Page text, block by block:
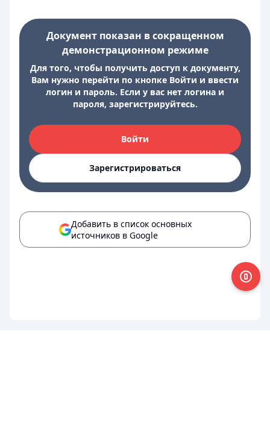
Документ показан в сокращенном
демонстрационном режиме
Для того, чтобы получить доступ к документу,
Вам нужно перейти по кнопке Войти и ввести
логин и пароль. Если у вас нет логина и
пароля, зарегистрируйтесь.
Войти
Зарегистрироваться
Добавить в список основных
источников в Google